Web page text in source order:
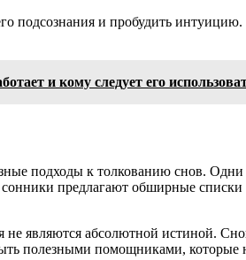
подсознания и пробудить
и кому следует его
подходы к толкованию снов.
предлагают обширные
являются абсолютной истиной.
полезными помощниками,